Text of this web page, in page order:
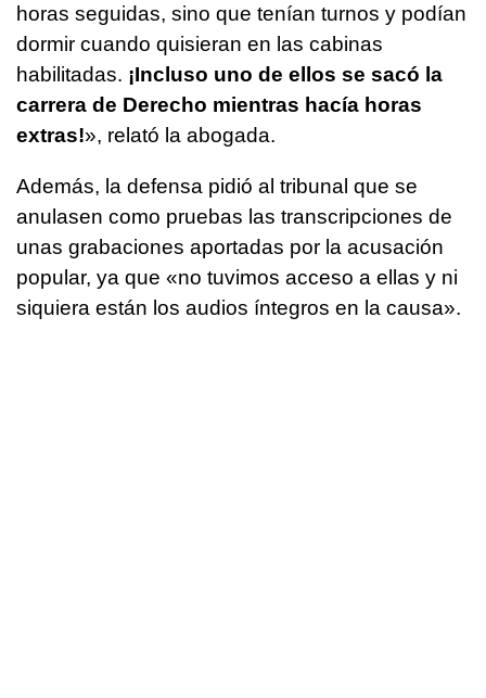
horas seguidas, sino que tenían turnos y podían
dormir cuando quisieran en las cabinas
habilitadas. ¡Incluso uno de ellos se sacó la
carrera de Derecho mientras hacía horas
extras!», relató la abogada.
Además, la defensa pidió al tribunal que se
anulasen como pruebas las transcripciones de
unas grabaciones aportadas por la acusación
popular, ya que «no tuvimos acceso a ellas y ni
siquiera están los audios íntegros en la causa».